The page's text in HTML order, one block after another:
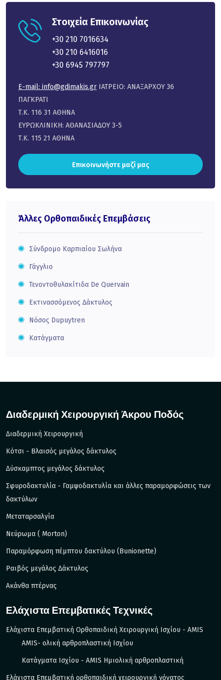
Στοιχεία Επικοινωνίας
+30 210 7016634
+30 210 6416016
+30 6945 797797
E-mail: info@gdimakis.gr ΙΑΤΡΕΙΟ: ΑΝΑΞΑΡΧΟΥ 36
ΠΑΓΚΡΑΤΙ
Τ.Κ. 116 31 ΑΘΗΝΑ
ΕΥΡΩΚΛΙΝΙΚΗ: ΑΘΑΝΑΣΙΑΔΟΥ 3-5
Τ.Κ. 115 21 ΑΘΗΝΑ
Επικοινωνήστε μαζί μας
Άλλες Ορθοπαιδικές Επεμβάσεις
Σύνδρομο Καρπιαίου Σωλήνα
Γάγγλιο
Τενοντοθυλακίτιδα De Quervain
Εκτινασσόμενος Δάκτυλος
Νόσος Dupuytren
Κατάγματα
Διαδερμική Χειρουργική Άκρου Ποδός
Διαδερμική Χειρουργική
Kότσι - Βλαισός μεγάλος δάκτυλος
Δύσκαμπτος μεγάλος δάκτυλος
Σφυροδακτυλία - Γαμψοδακτυλία και άλλες παραμορφώσεις των
δακτύλων
Μεταταρσαλγία
Νεύρωμα ( Morton)
Παραμόρφωση πέμπτου δακτύλου (Bunionette)
Ραιβός μεγάλος Δάκτυλος
Ακάνθα πτέρνας
Ελάχιστα Επεμβατικές Τεχνικές
Ελάχιστα Επεμβατική Ορθοπαιδική Χειρουργική Ισχίου - AMIS
AMIS- ολική αρθροπλαστική Ισχίου
Κατάγματα Ισχίου - ΑΜIS Ημιολική αρθροπλαστική
Ελάχιστα Επεμβατική ορθοπαιδική χειρουργική γόνατος